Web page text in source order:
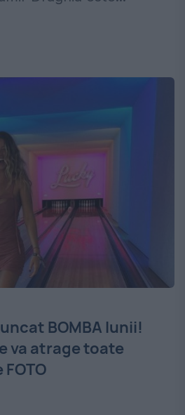
BOMBA lunii!
va atrage toate